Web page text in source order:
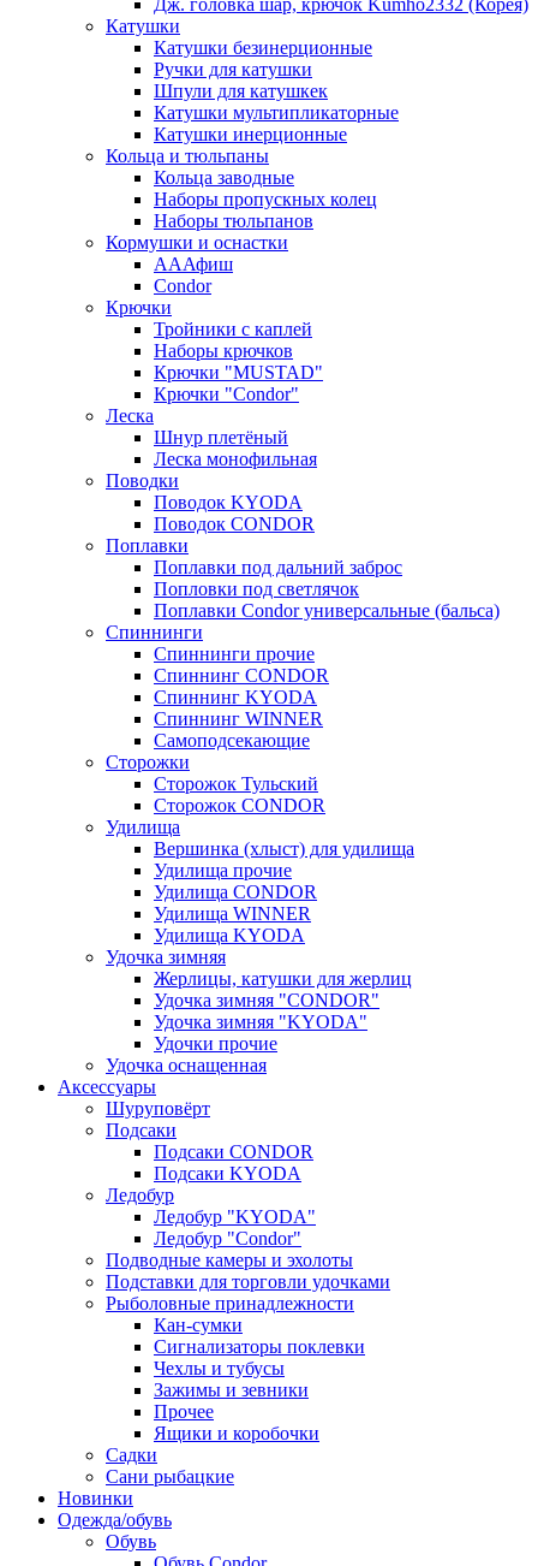
Катушки
Катушки безинерционные
Ручки для катушки
Шпули для катушкек
Катушки мультипликаторные
Катушки инерционные
Кольца и тюльпаны
Кольца заводные
Наборы пропускных колец
Наборы тюльпанов
Кормушки и оснастки
АААфиш
Condor
Крючки
Тройники с каплей
Наборы крючков
Крючки "MUSTAD"
Крючки "Condor"
Леска
Шнур плетёный
Леска монофильная
Поводки
Поводок KYODA
Поводок CONDOR
Поплавки
Поплавки под дальний заброс
Попловки под светлячок
Поплавки Condor универсальные (бальса)
Спиннинги
Спиннинги прочие
Спиннинг CONDOR
Спиннинг KYODA
Спиннинг WINNER
Самоподсекающие
Сторожки
Сторожок Тульский
Сторожок CONDOR
Удилища
Вершинка (хлыст) для удилища
Удилищa прочие
Удилища CONDOR
Удилища WINNER
Удилища KYODA
Удочка зимняя
Жерлицы, катушки для жерлиц
Удочка зимняя "CONDOR"
Удочка зимняя "KYODA"
Удочки прочие
Удочка оснащенная
Аксессуары
Шуруповёрт
Подсаки
Подсаки CONDOR
Подсаки KYODA
Ледобур
Ледобур "KYODA"
Ледобур "Condor"
Подводные камеры и эхолоты
Подставки для торговли удочками
Рыболовные принадлежности
Кан-сумки
Сигнализаторы поклевки
Чехлы и тубусы
Зажимы и зевники
Прочее
Ящики и коробочки
Садки
Сани рыбацкие
Новинки
Одежда/обувь
Обувь